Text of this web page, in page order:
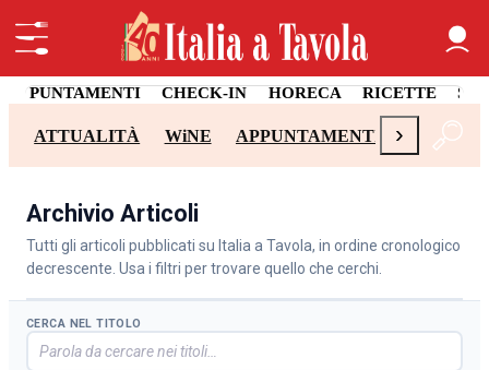
APPUNTAMENTI CHECK-IN HORECA RICETTE
ATTUALITÀ WiNE APPUNTAMENTI CHECK-
›
Archivio Articoli
Tutti gli articoli pubblicati su Italia a Tavola, in ordine cronologico
decrescente. Usa i filtri per trovare quello che cerchi.
CERCA NEL TITOLO